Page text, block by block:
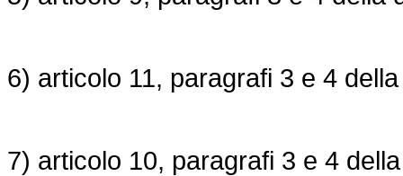
6) articolo 11, paragrafi 3 e 4
7) articolo 10, paragrafi 3 e 4